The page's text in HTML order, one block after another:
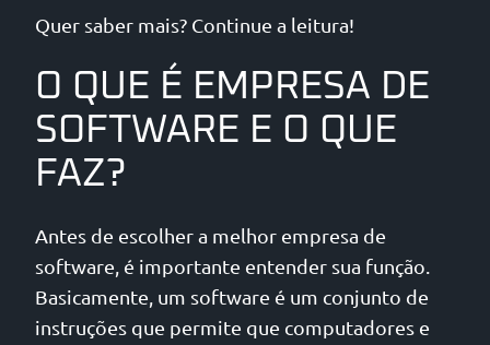
Quer saber mais? Continue a leitura!
O QUE É EMPRESA DE
SOFTWARE E O QUE
FAZ?
Antes de escolher a melhor empresa de
software, é importante entender sua função.
Basicamente, um software é um conjunto de
instruções que permite que computadores e